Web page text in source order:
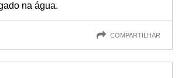
na água.
COMPARTILHAR